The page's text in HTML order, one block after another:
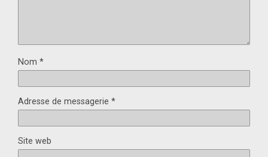
Nom *
Adresse de messagerie *
Site web